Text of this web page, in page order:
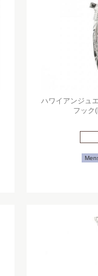
ハワイアンジュ
フック